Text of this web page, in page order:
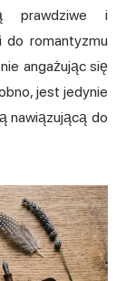
prawdziwe i
do romantyzmu
angażując się
jest jedynie
nawiązującą do